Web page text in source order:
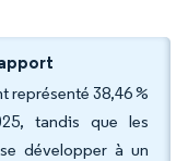
représenté 38,46 %
tandis que les
développer à un